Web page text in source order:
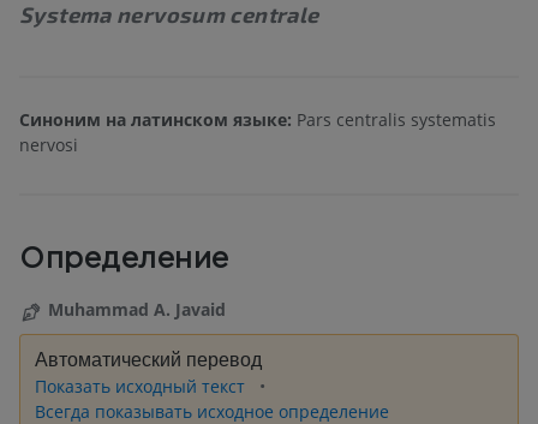
Systema nervosum centrale
Синоним на латинском языке: Pars centralis systematis
nervosi
Определение
Muhammad A. Javaid
Автоматический перевод
Показать исходный текст
Всегда показывать исходное определение